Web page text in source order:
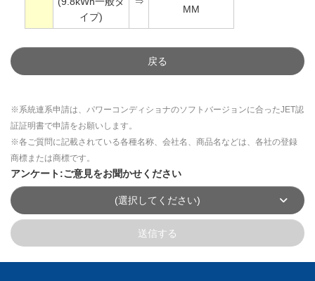
イプ)
MM
戻る
※系統連系申請は、パワーコンディショナのソフトバージョンに合ったJET認
証証明書で申請をお願いします。
※各ご質問に記載されている各種名称、会社名、商品名などは、各社の登録
商標または商標です。
アンケート:ご意見をお聞かせください
(選択してください)
送信する